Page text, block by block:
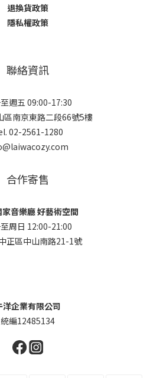
退換貨政策
隱私權政策
聯絡資訊
週五 09:00-17:30
區南京東路二段66號5樓
02-2561-1280
合作寄售
家音樂廳 好藝術空間
周日 12:00-21:00
正區中山南路21-1號
洋企業有限公司
統編12485134